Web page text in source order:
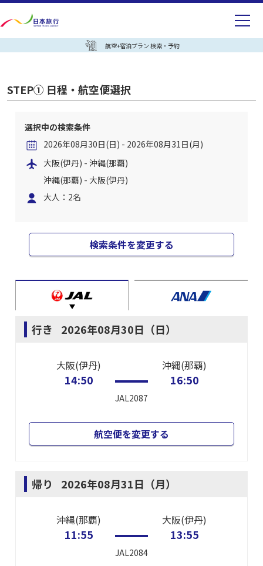
航空+宿泊プラン 検索・予約
STEP① 日程・航空便選択
選択中の検索条件
2026年08月30日(日) - 2026年08月31日(月)
大阪(伊丹) - 沖縄(那覇)
沖縄(那覇) - 大阪(伊丹)
大人：2名
検索条件を変更する
行き 2026年08月30日（日）
大阪(伊丹)
14:50
JAL2087
沖縄(那覇)
16:50
航空便を変更する
帰り 2026年08月31日（月）
沖縄(那覇)
11:55
JAL2084
大阪(伊丹)
13:55